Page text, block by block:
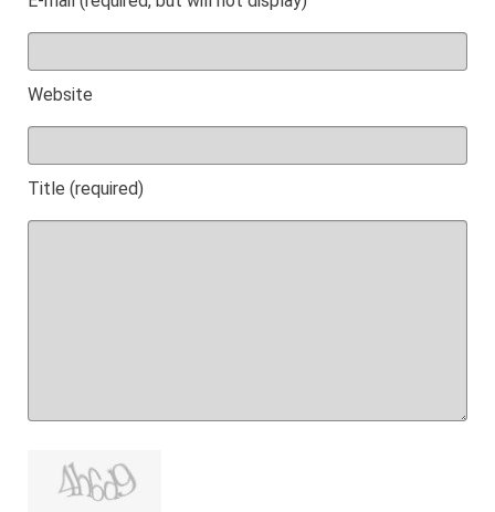
Website
Title (required)